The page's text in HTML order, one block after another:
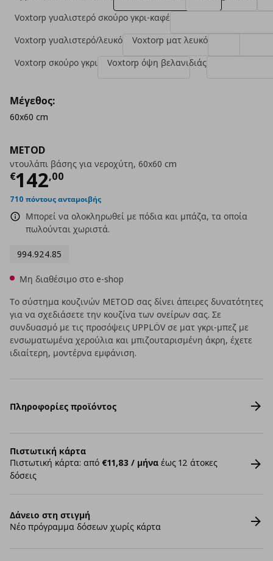
METOD
ντουλάπι βάσης για νεροχύτη, 60x60 cm
€142,00
Τρέχουσα τιμή
710 πόντους ανταμοιβής
Μπορεί να ολοκληρωθεί με πόδια και μπάζα, τα οποία
πωλούνται χωριστά.
994.924.85
Voxtorp γυαλιστερό σκούρο γκρι-καφέ
Voxtorp γυαλιστερό/λευκό
Voxtorp ματ λευκό
Voxtorp σκούρο γκρι
Voxtorp όψη βελανιδιάς
Μέγεθος:
60x60 cm
Μη διαθέσιμο στο e-shop
Το σύστημα κουζινών METOD σας δίνει άπειρες δυνατότητες
για να σχεδιάσετε την κουζίνα των ονείρων σας. Σε
συνδυασμό με τις προσόψεις UPPLÖV σε ματ γκρι-μπεζ με
ενσωματωμένα χερούλια και μπιζουταρισμένη άκρη, έχετε
ιδιαίτερη, μοντέρνα εμφάνιση.
Πληροφορίες προϊόντος
Πιστωτική κάρτα
Πιστωτική κάρτα: από €11,83 / μήνα έως 12 άτοκες
δόσεις
Δάνειο στη στιγμή
Νέο πρόγραμμα δόσεων χωρίς κάρτα